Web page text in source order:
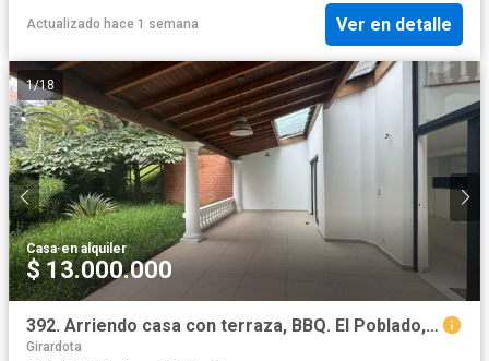
Actualizado hace 1 semana Ver en detalle
1/18
Casa·en alquiler
$ 13.000.000
392. Arriendo casa con terraza, BBQ. El Poblado, Sector El Tesoro.
Girardota